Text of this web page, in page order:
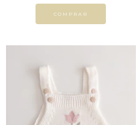
COMPRAR